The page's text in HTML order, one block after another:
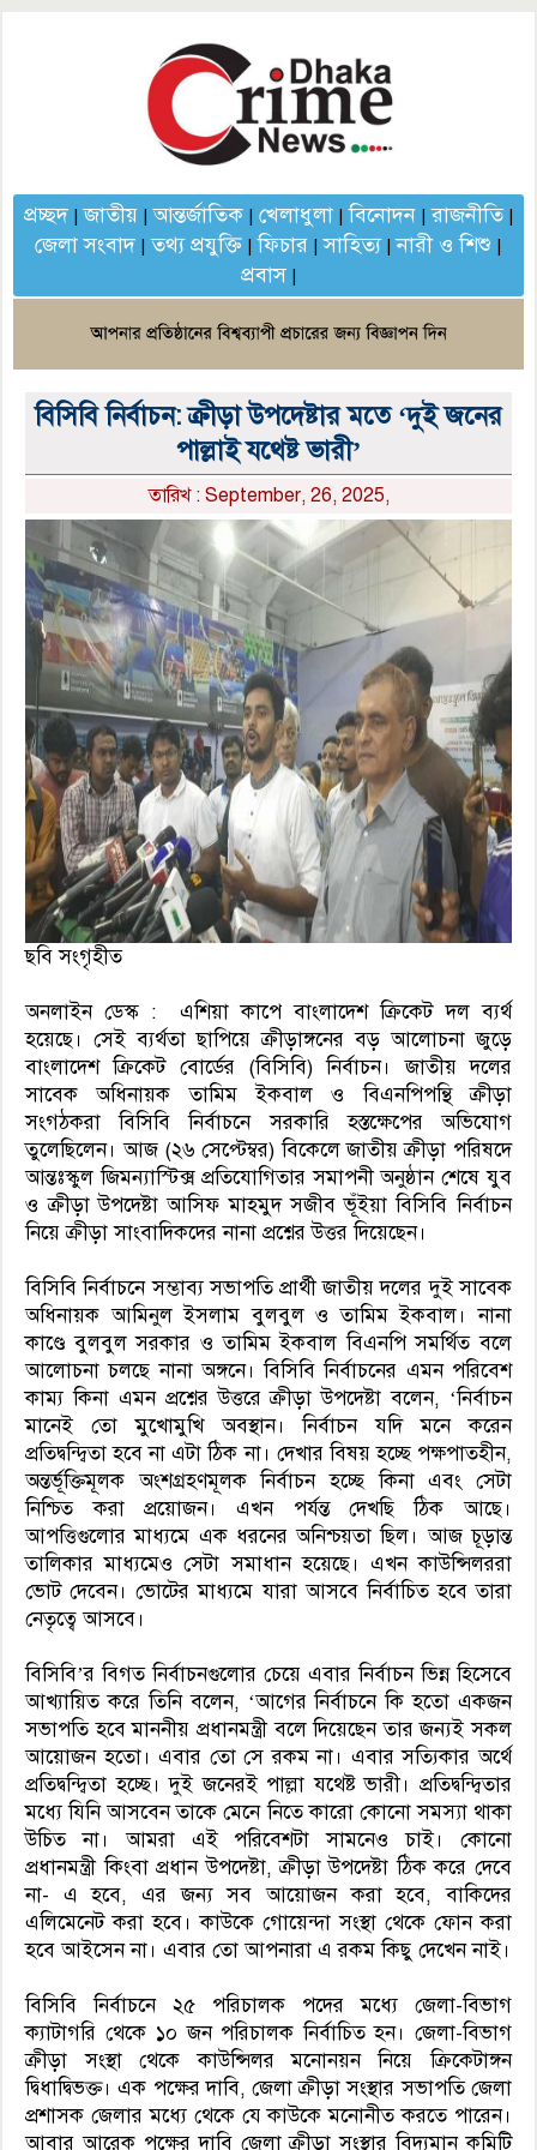
প্রচ্ছদ|জাতীয়|আন্তর্জাতিক| খেলাধুলা|বিনোদন|রাজনীতি|
জেলা সংবাদ|তথ্য প্রযুক্তি |ফিচার |সাহিত্য|নারী ও শিশু |
প্রবাস|
বিসিবি নির্বাচন: ক্রীড়া উপদেষ্টার মতে ‘দুই জনের
পাল্লাই যথেষ্ট ভারী’
তারিখ : September, 26, 2025,
ছবি সংগৃহীত
অনলাইন ডেস্ক : এশিয়া কাপে বাংলাদেশ ক্রিকেট দল ব্যর্থ
হয়েছে। সেই ব্যর্থতা ছাপিয়ে ক্রীড়াঙ্গনের বড় আলোচনা জুড়ে
বাংলাদেশ ক্রিকেট বোর্ডের (বিসিবি) নির্বাচন। জাতীয় দলের
সাবেক অধিনায়ক তামিম ইকবাল ও বিএনপিপন্থি ক্রীড়া
সংগঠকরা বিসিবি নির্বাচনে সরকারি হস্তক্ষেপের অভিযোগ
তুলেছিলেন। আজ (২৬ সেপ্টেম্বর) বিকেলে জাতীয় ক্রীড়া পরিষদে
আন্তঃস্কুল জিমন্যাস্টিক্স প্রতিযোগিতার সমাপনী অনুষ্ঠান শেষে যুব
ও ক্রীড়া উপদেষ্টা আসিফ মাহমুদ সজীব ভূঁইয়া বিসিবি নির্বাচন
নিয়ে ক্রীড়া সাংবাদিকদের নানা প্রশ্নের উত্তর দিয়েছেন।
বিসিবি নির্বাচনে সম্ভাব্য সভাপতি প্রার্থী জাতীয় দলের দুই সাবেক
অধিনায়ক আমিনুল ইসলাম বুলবুল ও তামিম ইকবাল। নানা
কাণ্ডে বুলবুল সরকার ও তামিম ইকবাল বিএনপি সমর্থিত বলে
আলোচনা চলছে নানা অঙ্গনে। বিসিবি নির্বাচনের এমন পরিবেশ
কাম্য কিনা এমন প্রশ্নের উত্তরে ক্রীড়া উপদেষ্টা বলেন, ‘নির্বাচন
মানেই তো মুখোমুখি অবস্থান। নির্বাচন যদি মনে করেন
প্রতিদ্বন্দ্বিতা হবে না এটা ঠিক না। দেখার বিষয় হচ্ছে পক্ষপাতহীন,
অন্তর্ভূক্তিমূলক অংশগ্রহণমূলক নির্বাচন হচ্ছে কিনা এবং সেটা
নিশ্চিত করা প্রয়োজন। এখন পর্যন্ত দেখছি ঠিক আছে।
আপত্তিগুলোর মাধ্যমে এক ধরনের অনিশ্চয়তা ছিল। আজ চূড়ান্ত
তালিকার মাধ্যমেও সেটা সমাধান হয়েছে। এখন কাউন্সিলররা
ভোট দেবেন। ভোটের মাধ্যমে যারা আসবে নির্বাচিত হবে তারা
নেতৃত্বে আসবে।
বিসিবি’র বিগত নির্বাচনগুলোর চেয়ে এবার নির্বাচন ভিন্ন হিসেবে
আখ্যায়িত করে তিনি বলেন, ‘আগের নির্বাচনে কি হতো একজন
সভাপতি হবে মাননীয় প্রধানমন্ত্রী বলে দিয়েছেন তার জন্যই সকল
আয়োজন হতো। এবার তো সে রকম না। এবার সত্যিকার অর্থে
প্রতিদ্বন্দ্বিতা হচ্ছে। দুই জনেরই পাল্লা যথেষ্ট ভারী। প্রতিদ্বন্দ্বিতার
মধ্যে যিনি আসবেন তাকে মেনে নিতে কারো কোনো সমস্যা থাকা
উচিত না। আমরা এই পরিবেশটা সামনেও চাই। কোনো
প্রধানমন্ত্রী কিংবা প্রধান উপদেষ্টা, ক্রীড়া উপদেষ্টা ঠিক করে দেবে
না- এ হবে, এর জন্য সব আয়োজন করা হবে, বাকিদের
এলিমেনেট করা হবে। কাউকে গোয়েন্দা সংস্থা থেকে ফোন করা
হবে আইসেন না। এবার তো আপনারা এ রকম কিছু দেখেন নাই।
বিসিবি নির্বাচনে ২৫ পরিচালক পদের মধ্যে জেলা-বিভাগ
ক্যাটাগরি থেকে ১০ জন পরিচালক নির্বাচিত হন। জেলা-বিভাগ
ক্রীড়া সংস্থা থেকে কাউন্সিলর মনোনয়ন নিয়ে ক্রিকেটাঙ্গন
দ্বিধাদ্বিভক্ত। এক পক্ষের দাবি, জেলা ক্রীড়া সংস্থার সভাপতি জেলা
প্রশাসক জেলার মধ্যে থেকে যে কাউকে মনোনীত করতে পারেন।
আবার আরেক পক্ষের দাবি জেলা ক্রীড়া সংস্থার বিদ্যমান কমিটি